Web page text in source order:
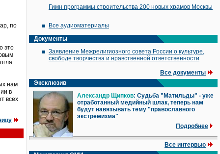
по
это
нам
в
всех
Гимн программы строительства 200 новых храмов Москвы
Все аудиоматериалы
Документы
Заявление Межрелигиозного совета России о культуре,
свободе творчества и нравственной ответственности
Все документы
Эксклюзив
Александр Щипков: Судьба "Матильды" - уже
отработанный медийный шлак, теперь нам
будут навязывать тему "православного
экстремизма"
Подробнее
Все интервью